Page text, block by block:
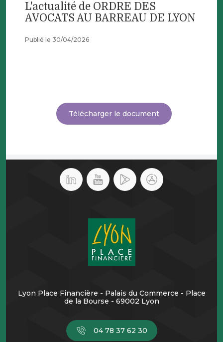
L'actualité de ORDRE DES
AVOCATS AU BARREAU DE LYON
Publié le 30/04/2026
Télécharger le document
Lyon Place Financière - Palais du Commerce - Place
de la Bourse - 69002 Lyon
04 78 37 62 30